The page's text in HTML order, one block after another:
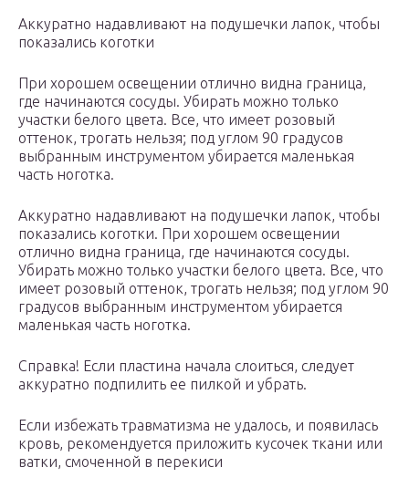
Аккуратно надавливают на подушечки лапок, чтобы
показались коготки
При хорошем освещении отлично видна граница,
где начинаются сосуды. Убирать можно только
участки белого цвета. Все, что имеет розовый
оттенок, трогать нельзя; под углом 90 градусов
выбранным инструментом убирается маленькая
часть ноготка.
Аккуратно надавливают на подушечки лапок, чтобы
показались коготки. При хорошем освещении
отлично видна граница, где начинаются сосуды.
Убирать можно только участки белого цвета. Все, что
имеет розовый оттенок, трогать нельзя; под углом 90
градусов выбранным инструментом убирается
маленькая часть ноготка.
Справка! Если пластина начала слоиться, следует
аккуратно подпилить ее пилкой и убрать.
Если избежать травматизма не удалось, и появилась
кровь, рекомендуется приложить кусочек ткани или
ватки, смоченной в перекиси